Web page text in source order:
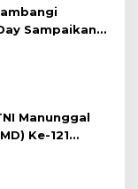
Sampaikan
&
2024) ?